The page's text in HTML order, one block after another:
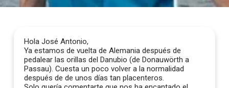
Hola José Antonio,
Ya estamos de vuelta de Alemania después de
pedalear las orillas del Danubio (de Donauwörth a
Passau). Cuesta un poco volver a la normalidad
después de de unos días tan placenteros.